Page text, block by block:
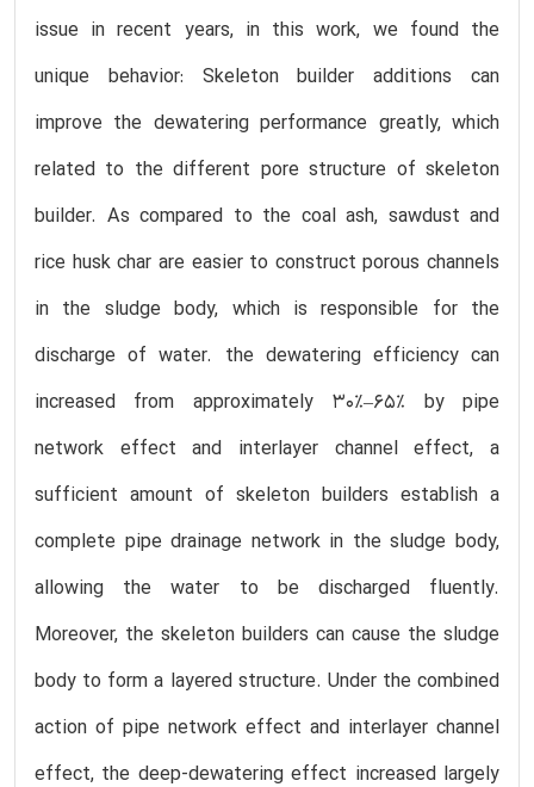
issue in recent years, in this work, we found the
unique behavior: Skeleton builder additions can
improve the dewatering performance greatly, which
related to the different pore structure of skeleton
builder. As compared to the coal ash, sawdust and
rice husk char are easier to construct porous channels
in the sludge body, which is responsible for the
discharge of water. the dewatering efficiency can
increased from approximately 30%–65% by pipe
network effect and interlayer channel effect, a
sufficient amount of skeleton builders establish a
complete pipe drainage network in the sludge body,
allowing the water to be discharged fluently.
Moreover, the skeleton builders can cause the sludge
body to form a layered structure. Under the combined
action of pipe network effect and interlayer channel
effect, the deep-dewatering effect increased largely